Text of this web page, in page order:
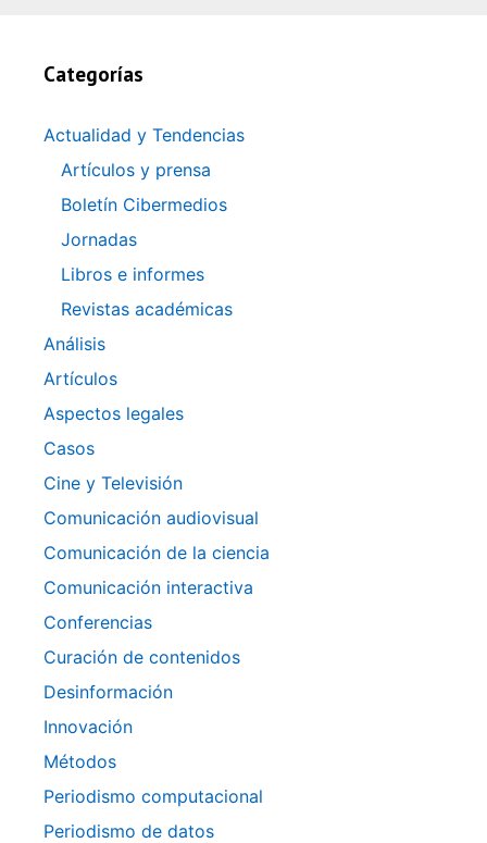
Categorías
Actualidad y Tendencias
Artículos y prensa
Boletín Cibermedios
Jornadas
Libros e informes
Revistas académicas
Análisis
Artículos
Aspectos legales
Casos
Cine y Televisión
Comunicación audiovisual
Comunicación de la ciencia
Comunicación interactiva
Conferencias
Curación de contenidos
Desinformación
Innovación
Métodos
Periodismo computacional
Periodismo de datos